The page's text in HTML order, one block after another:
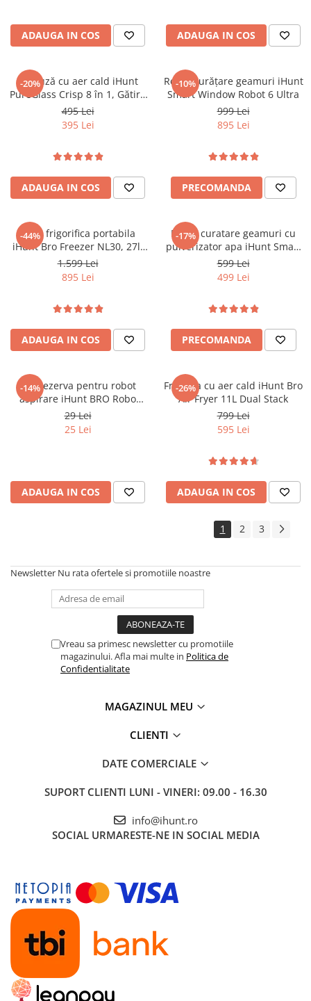
ADAUGA IN COS
UV, Telecomandă
ADAUGA IN COS
-20%
Friteuză cu aer cald iHunt
PureGlass Crisp 8 în 1, Gătire
Sănătoasă, 1500W, Vase
Modulare din Sticlă
495 Lei
395 Lei
ADAUGA IN COS
-10%
Robot curățare geamuri iHunt
Smart Window Robot 6 Ultra
999 Lei
895 Lei
PRECOMANDA
-44%
Lada frigorifica portabila
iHunt Bro Freezer NL30, 27l,
61cm, Compresor Freon,
Ecran Digital, Capac Dublu
1.599 Lei
895 Lei
ADAUGA IN COS
-17%
Robot curatare geamuri cu
pulverizator apa iHunt Smart
Window Robot 3 Ultra
599 Lei
499 Lei
PRECOMANDA
-14%
Sac rezerva pentru robot
aspirare iHunt BRO Robo
Clean V6 AutoBase
29 Lei
25 Lei
ADAUGA IN COS
-26%
Friteuza cu aer cald iHunt Bro
Air Fryer 11L Dual Stack
799 Lei
595 Lei
ADAUGA IN COS
1 2 3
Newsletter Nu rata ofertele si promotiile noastre
Vreau sa primesc newsletter cu promotiile
magazinului. Afla mai multe in Politica de
Confidentialitate
MAGAZINUL MEU
CLIENTI
DATE COMERCIALE
SUPORT CLIENTI LUNI - VINERI: 09.00 - 16.30
info@ihunt.ro
SOCIAL URMARESTE-NE IN SOCIAL MEDIA